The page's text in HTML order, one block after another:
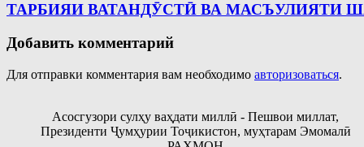
ТАРБИЯИ ВАТАНДӮСТӢ ВА МАСЪУЛИЯТИ
Добавить комментарий
Для отправки комментария вам необходимо авторизоваться.
Асосгузори сулҳу ваҳдати миллӣ - Пешвои миллат,
Президенти Ҷумҳурии Тоҷикистон, муҳтарам Эмомалӣ